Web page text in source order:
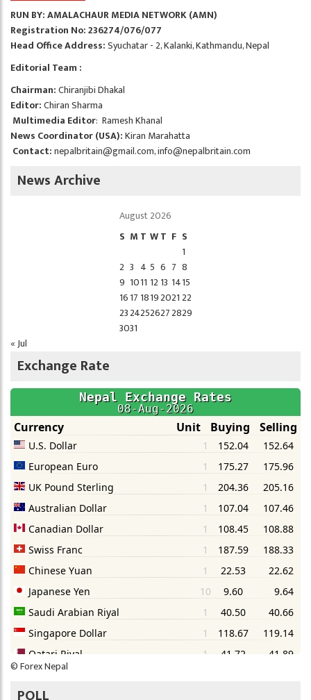
RUN BY: AMALACHAUR MEDIA NETWORK (AMN)
Registration No: 236274/076/077
Head Office Address:Syuchatar - 2, Kalanki, Kathmandu, Nepal
Editorial Team :
Chairman:Chiranjibi Dhakal
Editor:Chiran Sharma
Multimedia Editor: Ramesh Khanal
News Coordinator (USA):Kiran Marahatta
Contact:nepalbritain@gmail.com,info@nepalbritain.com
News Archive
August 2026
S M T WT F S
1
2 3 4 5 6 7 8
9 1011 12 13 1415
1617 1819202122
23242526272829
3031
« Jul
Exchange Rate
©Forex Nepal